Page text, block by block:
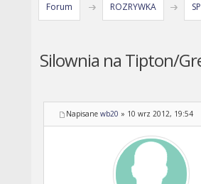
Forum ROZRYWKA
Silownia na Tipton/
Napisane wb20 » 10 wrz 2012, 19:54